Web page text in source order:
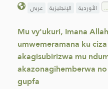
عربي الإنجليزية الأوردية
Mu vy'ukuri, Imana
umwemeramana ku
akagisubirizwa mu
akazonagihemberwa
gupfa